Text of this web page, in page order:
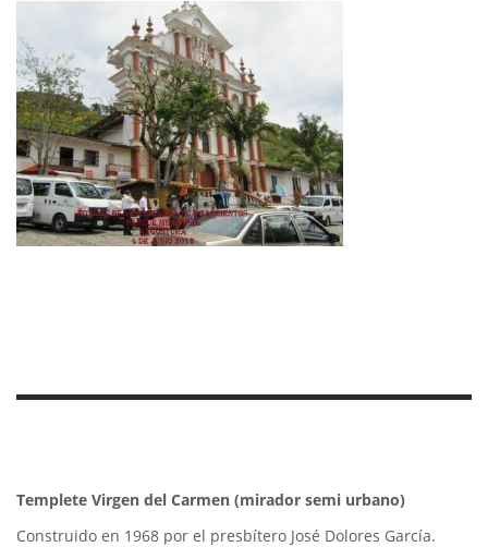
Templete Virgen del Carmen (mirador semi urbano)
Construido en 1968 por el presbítero José Dolores García.